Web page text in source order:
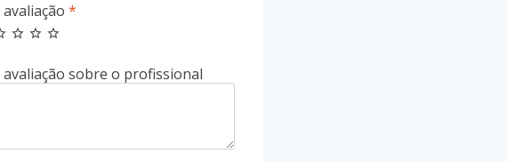
avaliação *